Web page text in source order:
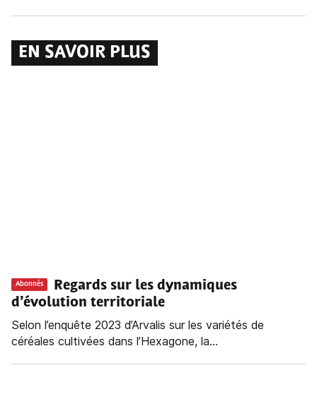
EN SAVOIR PLUS
Abonnés
Regards sur les dynamiques
d’évolution territoriale
Selon l’enquête 2023 d’Arvalis sur les variétés de
céréales cultivées dans l’Hexagone, la...